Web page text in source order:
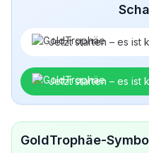
Jetzt starten – es ist
Jetzt starten – es ist
GoldTrophäe-